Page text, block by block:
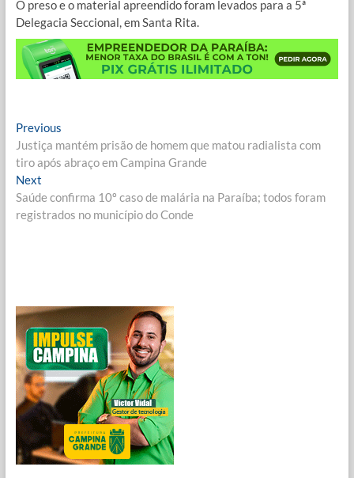
O preso e o material apreendido foram levados para a 5ª
Delegacia Seccional, em Santa Rita.
Navegação
de
Post
PreviousPrevious
post:
Justiça mantém prisão de homem que matou radialista com
tiro após abraço em Campina Grande
NextNext
post:
Saúde confirma 10º caso de malária na Paraíba; todos foram
registrados no município do Conde